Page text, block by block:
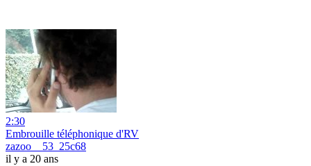
2:30
Embrouille téléphonique d'RV
zazoo__53_25c68
il y a 20 ans